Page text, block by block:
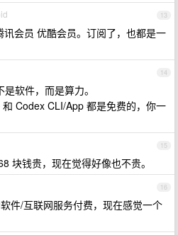
13
讯会员 优酷会员。订阅了，也都是一
14
软件，而是算力。
Codex CLI/App 都是免费的，你一
15
块钱贵，现在觉得好像也不贵。
16
件/互联网服务付费，现在感觉一个